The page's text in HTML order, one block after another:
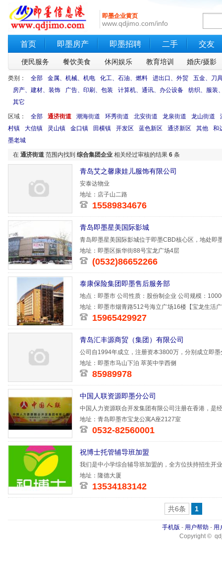
即墨企业黄页
www.qdjimo.com/info
首页 即墨房产 即墨招聘 二手 交友
便民服务 餐饮美食 休闲娱乐 教育培训 婚庆/摄影
类别： 全部 金属、机械、机电 化工、石油、燃料 进出口、外贸
五金、刀
房产、建材、装饰
广告、印刷、包装 计算机、通讯、办公设备
纺织、服装
其它
区域： 全部 通济街道 潮海街道 环秀街道 北安街道 龙泉街道 龙山街道
村镇
大信镇 灵山镇 金口镇 田横镇 开发区 蓝色新区 通济新区 其他
和
墨老城
在 通济街道 范围内找到 综合集团企业 相关经过审核的结果 6 条
青岛艾之馨康娃儿服饰有限公司
安泰达物业
地址：店子山二路
15589834676
青岛即墨星美国际影城
青岛即墨星美国际影城位于即墨CBD核心区，地处
平方米。拥
地址：即墨区振华街88号宝龙广场4层
(0532)86652266
泰康保险集团即墨售后服务部
地点：即墨市 公司性质：股份制企业 公司规模：
3500-7000元/
地址：即墨市烟青路512号海立广场16楼【宝龙生活
15965429927
青岛汇丰源商贸（集团）有限公司
公司自1994年成立，注册资本3800万，分别成立即
莱西分公司
地址：即墨市马山下泊 萃英中学西侧
85989978
中国人联资源即墨分公司
中国人力资源联合开发集团有限公司注册在香港，是
大型人力资
地址：青岛即墨市宝龙公寓A座2127室
0532-82560001
祝博士托管辅导班加盟
我们是中小学综合辅导班加盟的，全方位扶持招生开
地址：隆德大厦
13534183142
共6条 1
手机版 - 用户帮助 - 用
Copyright ©